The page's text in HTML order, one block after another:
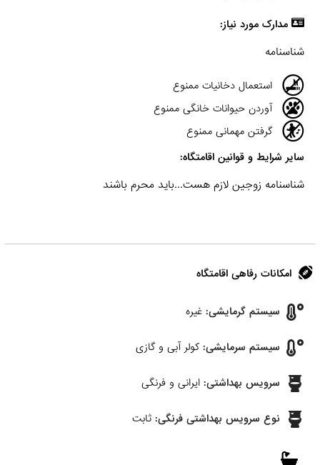
مدارک مورد نیاز:
شناسنامه
استعمال دخانیات ممنوع
آوردن حیوانات خانگی ممنوع
گرفتن مهمانی ممنوع
سایر شرایط و قوانین اقامتگاه:
شناسنامه زوجین لازم هست...باید محرم باشند
امکانات رفاهی اقامتگاه
سیستم گرمایشی: غیره
سیستم سرمایشی: کولر آبی و گازی
سرویس بهداشتی: ایرانی و فرنگی
نوع سرویس بهداشتی فرنگی: ثابت